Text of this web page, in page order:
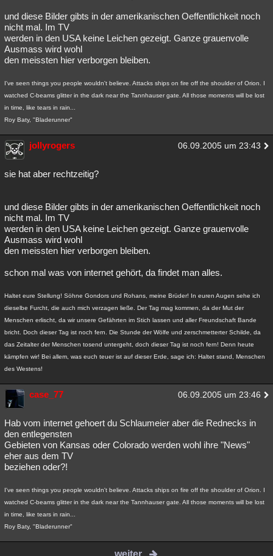
und diese Bilder gibts in der amerikanischen Oeffentlichkeit noch
nicht mal. Im TV
werden in den USA keine Leichen gezeigt. Ganze grauenvolle
Ausmass wird wohl
den meissten hier verborgen bleiben.
I've seen things you people wouldn't believe. Attacks ships on fire off the shoulder of Orion. I
watched C-beams glitter in the dark near the Tannhauser gate. All those moments will be lost
in time, like tears in rain...
Roy Baty, "Bladerunner"
jollyrogers 06.09.2005 um 23:43
sie hat aber rechtzeitig?
und diese Bilder gibts in der amerikanischen Oeffentlichkeit noch
nicht mal. Im TV
werden in den USA keine Leichen gezeigt. Ganze grauenvolle
Ausmass wird wohl
den meissten hier verborgen bleiben.
schon mal was von internet gehört, da findet man alles.
Haltet eure Stellung! Söhne Gondors und Rohans, meine Brüder! In euren Augen sehe ich
dieselbe Furcht, die auch mich verzagen ließe. Der Tag mag kommen, da der Mut der
Menschen erlischt, da wir unsere Gefährten im Stich lassen und aller Freundschaft Bande
bricht. Doch dieser Tag ist noch fern. Die Stunde der Wölfe und zerschmetterter Schilde, da
das Zeitalter der Menschen tosend untergeht, doch dieser Tag ist noch fern! Denn heute
kämpfen wir! Bei allem, was euch teuer ist auf dieser Erde, sage ich: Haltet stand, Menschen
des Westens!
case_77 06.09.2005 um 23:46
Hab vom internet gehoert du Schlaumeier aber die Rednecks in
den entlegensten
Gebieten von Kansas oder Colorado werden wohl ihre "News"
eher aus dem TV
beziehen oder?!
I've seen things you people wouldn't believe. Attacks ships on fire off the shoulder of Orion. I
watched C-beams glitter in the dark near the Tannhauser gate. All those moments will be lost
in time, like tears in rain...
Roy Baty, "Bladerunner"
weiter